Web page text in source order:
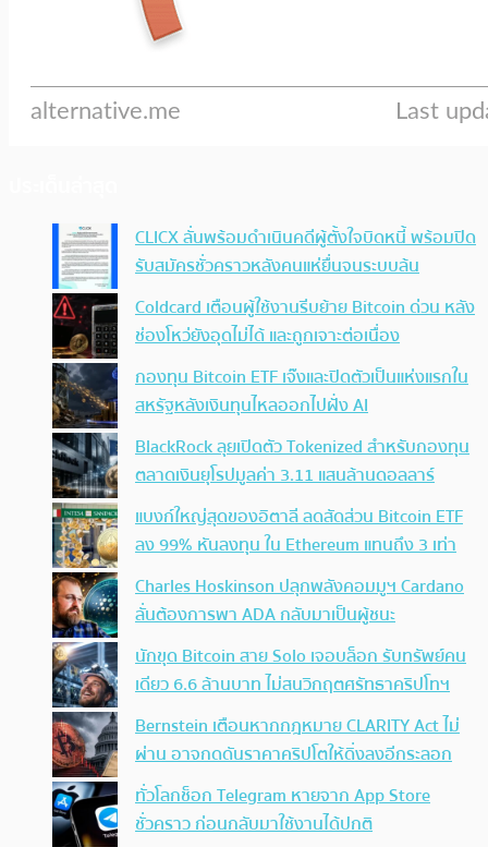
CLICX ลั่นพร้อมดำเนินคดีผู้ตั้งใจบิดหนี้ พร้อมปิด
รับสมัครชั่วคราวหลังคนแห่ยื่นจนระบบล้น
Coldcard เตือนผู้ใช้งานรีบย้าย Bitcoin ด่วน หลัง
ช่องโหว่ยังอุดไม่ได้ และถูกเจาะต่อเนื่อง
กองทุน Bitcoin ETF เจ๊งและปิดตัวเป็นแห่งแรกใน
สหรัฐหลังเงินทุนไหลออกไปฝั่ง AI
BlackRock ลุยเปิดตัว Tokenized สำหรับกองทุน
ตลาดเงินยุโรปมูลค่า 3.11 แสนล้านดอลลาร์
แบงก์ใหญ่สุดของอิตาลี ลดสัดส่วน Bitcoin ETF
ลง 99% หันลงทุน ใน Ethereum แทนถึง 3 เท่า
Charles Hoskinson ปลุกพลังคอมมูฯ Cardano
ลั่นต้องการพา ADA กลับมาเป็นผู้ชนะ
นักขุด Bitcoin สาย Solo เจอบล็อก รับทรัพย์คน
เดียว 6.6 ล้านบาท ไม่สนวิกฤตศรัทธาคริปโทฯ
Bernstein เตือนหากกฎหมาย CLARITY Act ไม่
ผ่าน อาจกดดันราคาคริปโตให้ดิ่งลงอีกระลอก
ทั่วโลกช็อก Telegram หายจาก App Store
ชั่วคราว ก่อนกลับมาใช้งานได้ปกติ